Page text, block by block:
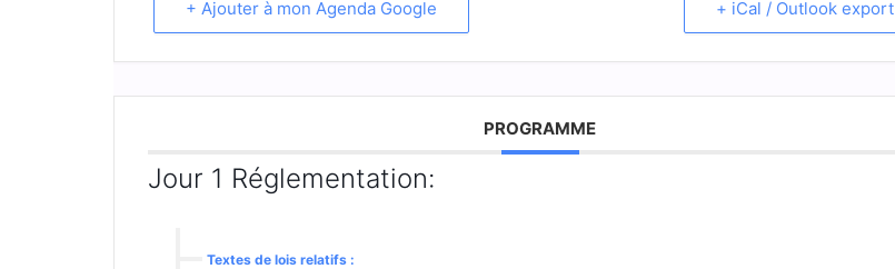
+ Ajouter à mon Agenda Google + iCal / Outlook export
PROGRAMME
Jour 1 Réglementation:
Textes de lois relatifs :